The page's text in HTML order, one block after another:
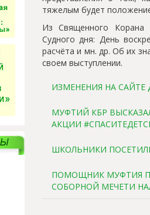
тяжелым будет
Из Священного Корана
Судного дня: День
расчёта и мн. др. Об их
своем выступлении.
ИЗМЕНЕНИЯ НА САЙТЕ
МУФТИЙ КБР
АКЦИИ
ШКОЛЬНИКИ
ПОМОЩНИК МУФТИЯ
СОБОРНОЙ МЕЧЕТИ